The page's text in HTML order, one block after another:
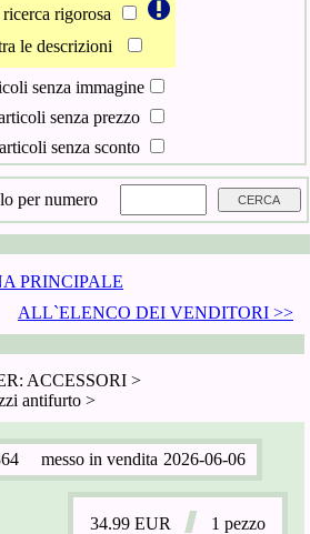
ricerca rigorosa
le descrizioni
senza immagine
senza prezzo
senza sconto
per numero
PRINCIPALE
ALL`ELENCO DEI VENDITORI >>
ACCESSORI >
antifurto >
messo in vendita 2026-06-06
34.99 EUR 1 pezzo